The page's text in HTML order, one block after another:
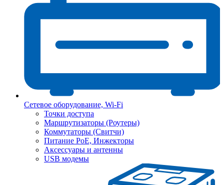
Сетевое оборудование, Wi-Fi
Точки доступа
Маршрутизаторы (Роутеры)
Коммутаторы (Свитчи)
Питание PoE, Инжекторы
Аксессуары и антенны
USB модемы